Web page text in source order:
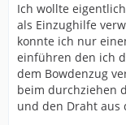
Ich wollte
als Einzughilfe
konnte ich nur
einführen den ich
dem Bowdenzug
beim durchziehen
und den Draht aus